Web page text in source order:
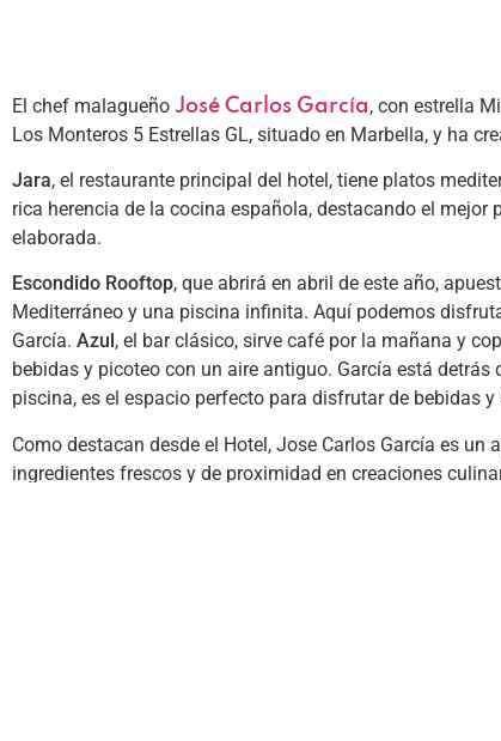
El chef malagueño José Carlos García, con estrella
Los Monteros 5 Estrellas GL, situado en Marbella, y ha
Jara, el restaurante principal del hotel, tiene platos
rica herencia de la cocina española, destacando el
elaborada.
Escondido Rooftop, que abrirá en abril de este año,
Mediterráneo y una piscina infinita. Aquí podemos
García. Azul , el bar clásico, sirve café por la mañana y
bebidas y picoteo con un aire antiguo. García está
piscina, es el espacio perfecto para disfrutar de bebidas
Como destacan desde el Hotel, Jose Carlos García es
ingredientes frescos y de proximidad en creaciones